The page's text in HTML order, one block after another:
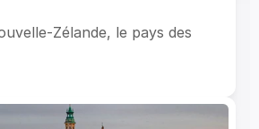
Zélande, le pays des